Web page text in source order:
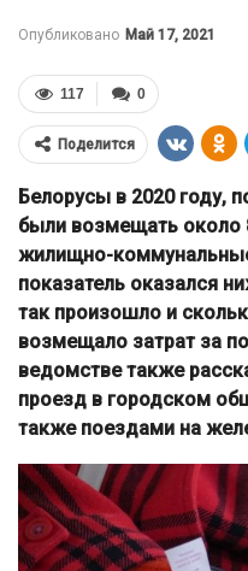
Опубликовано Май 17, 2021
0
117
Поделится
Белорусы в 2020 году,
были возмещать около
жилищно-
показатель оказался
так произошло и
возмещало затрат за
ведомстве также
проезд в городском
также поездами на